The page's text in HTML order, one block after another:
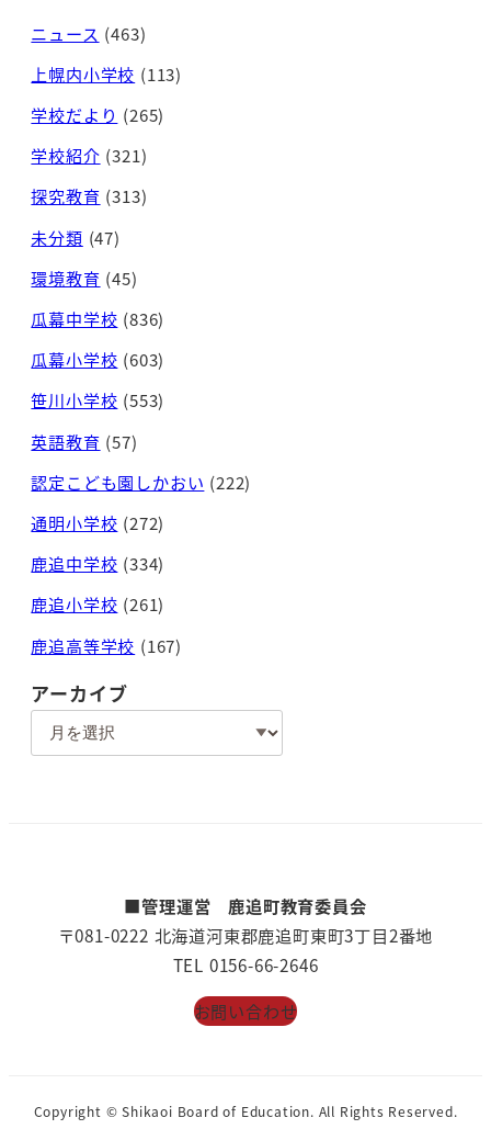
ニュース (463)
上幌内小学校 (113)
学校だより (265)
学校紹介 (321)
探究教育 (313)
未分類 (47)
環境教育 (45)
瓜幕中学校 (836)
瓜幕小学校 (603)
笹川小学校 (553)
英語教育 (57)
認定こども園しかおい (222)
通明小学校 (272)
鹿追中学校 (334)
鹿追小学校 (261)
鹿追高等学校 (167)
アーカイブ
■管理運営 鹿追町教育委員会
〒081-0222 北海道河東郡鹿追町東町3丁目2番地
TEL 0156-66-2646
お問い合わせ
Copyright © Shikaoi Board of Education. All Rights Reserved.